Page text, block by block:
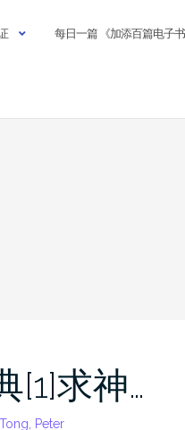
每日一篇 《加添百篇电子
[1]求神…
Tong, Peter